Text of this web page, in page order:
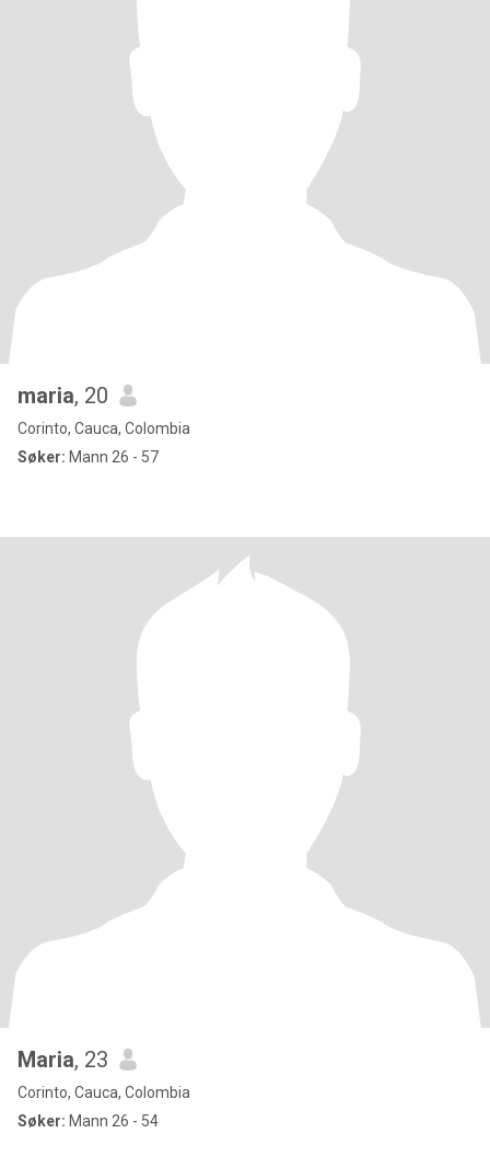
maria, 20
Corinto, Cauca, Colombia
Søker: Mann 26 - 57
Maria, 23
Corinto, Cauca, Colombia
Søker: Mann 26 - 54